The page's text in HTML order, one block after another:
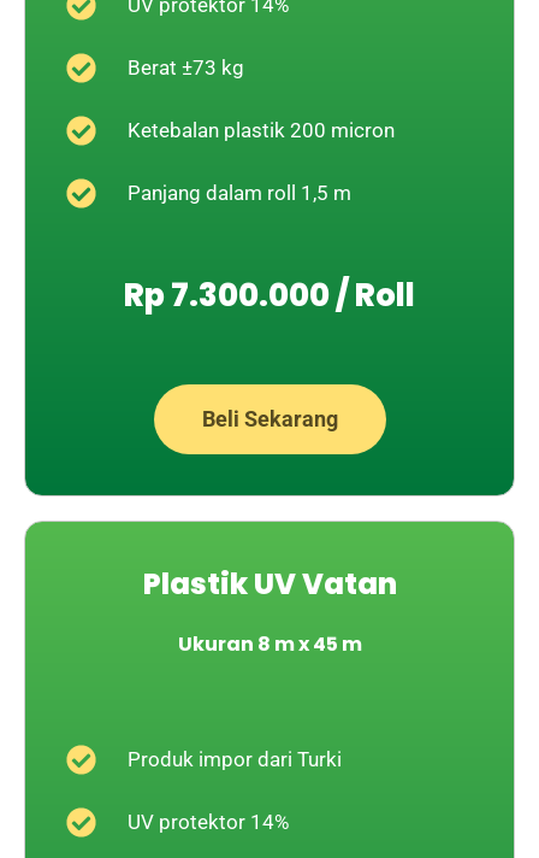
Berat ±73 kg
Ketebalan plastik 200 micron
Panjang dalam roll 1,5 m
Rp 7.300.000 / Roll
Beli Sekarang
Plastik UV Vatan
Ukuran 8 m x 45 m
Produk impor dari Turki
UV protektor 14%